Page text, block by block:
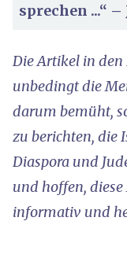
sprechen ...“ –
Die Artikel in
unbedingt die
darum bemüht,
zu berichten, die
Diaspora und
und hoffen,
informativ und